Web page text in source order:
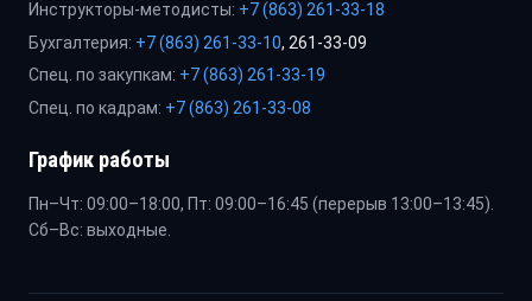
Инструкторы-методисты: +7 (863) 261-33-18
Бухгалтерия: +7 (863) 261-33-10, 261-33-09
Спец. по закупкам: +7 (863) 261-33-19
Спец. по кадрам: +7 (863) 261-33-08
График работы
Пн–Чт: 09:00–18:00, Пт: 09:00–16:45 (перерыв 13:00–13:45).
Сб–Вс: выходные.